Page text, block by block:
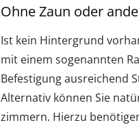
Ohne Zaun oder
Ist kein Hintergrund
mit einem sogenannten
Befestigung ausreichend
Alternativ können Sie
zimmern. Hierzu